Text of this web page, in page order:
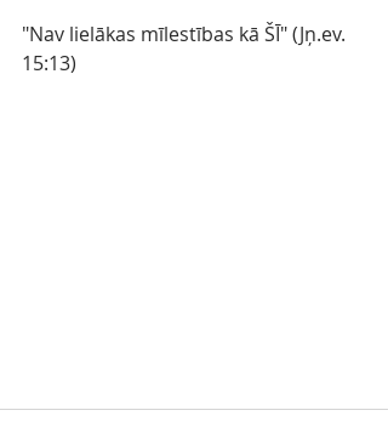
"Nav lielākas mīlestības kā ŠĪ" (Jņ.ev.
15:13)